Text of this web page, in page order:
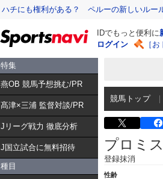
ハチにも権利がある？ ペルーの新しいルー
IDでもっと便利に
ログイン
［
特集
燕OB 競馬予想挑む/PR
髙津×三浦 監督対談/PR
Jリーグ戦力 徹底分析
J国立試合に無料招待
種目
競馬トップ
プロミ
登録抹消
性齢